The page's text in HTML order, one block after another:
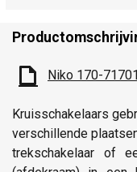
Niko 170-
Kruisschakelaars
verschillende
trekschakelaar of